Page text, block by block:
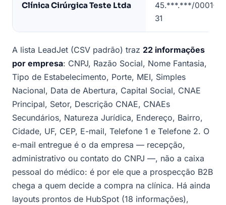
Clínica Cirúrgica Teste Ltda
45.***.***/0001-
31
A lista LeadJet (CSV padrão) traz 22 informações
por empresa: CNPJ, Razão Social, Nome Fantasia,
Tipo de Estabelecimento, Porte, MEI, Simples
Nacional, Data de Abertura, Capital Social, CNAE
Principal, Setor, Descrição CNAE, CNAEs
Secundários, Natureza Jurídica, Endereço, Bairro,
Cidade, UF, CEP, E-mail, Telefone 1 e Telefone 2. O
e-mail entregue é o da empresa — recepção,
administrativo ou contato do CNPJ —, não a caixa
pessoal do médico: é por ele que a prospecção B2B
chega a quem decide a compra na clínica. Há ainda
layouts prontos de HubSpot (18 informações),